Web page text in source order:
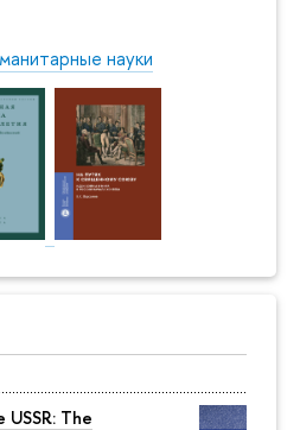
науки
The